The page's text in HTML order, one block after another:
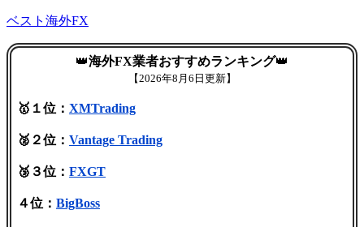
ベスト海外FX
👑海外FX業者おすすめランキング👑
【2026年8月6日更新】
🥇１位： XMTrading
🥈２位： Vantage Trading
🥉３位： FXGT
４位： BigBoss